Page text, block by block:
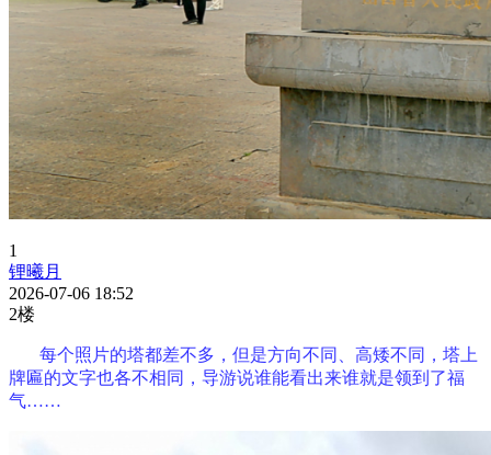
1
锂曦月
2026-07-06 18:52
2楼
每个照片的塔都差不多，但是方向不同、高矮不同，塔上
牌匾的文字也各不相同，导游说谁能看出来谁就是领到了福
气……